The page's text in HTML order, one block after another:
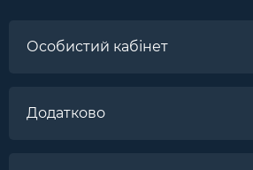
Особистий кабінет
Додатково